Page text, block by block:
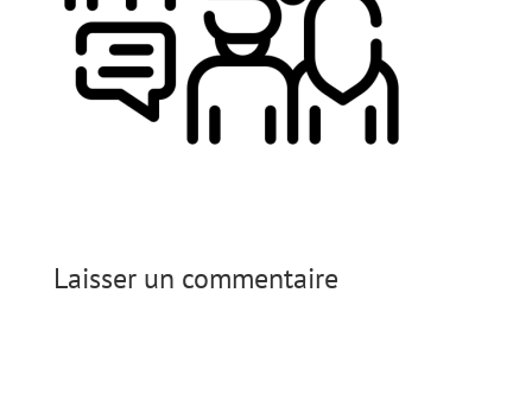
Laisser un commentaire